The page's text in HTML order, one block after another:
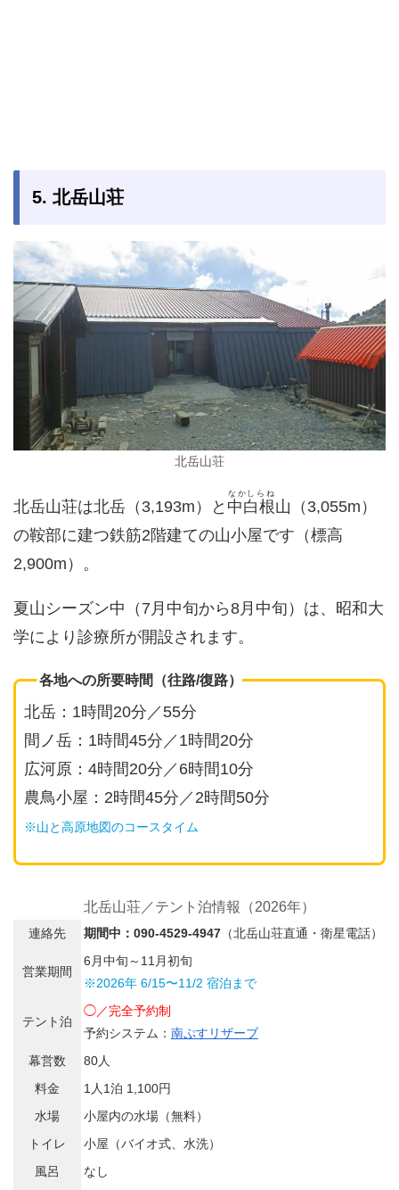
5. 北岳山荘
北岳山荘
北岳山荘は北岳（3,193m）と 中白根
なかしらね
山（3,055m）
の鞍部に建つ鉄筋2階建ての山小屋です（標高
2,900m）。
夏山シーズン中（7月中旬から8月中旬）は、昭和大
学により診療所が開設されます。
各地への所要時間（往路/復路）
北岳：1時間20分／55分
間ノ岳：1時間45分／1時間20分
広河原：4時間20分／6時間10分
農鳥小屋：2時間45分／2時間50分
※山と高原地図のコースタイム
北岳山荘／テント泊情報（2026年）
連絡先 期間中：090-4529-4947 （北岳山荘直通・衛星電話）
営業期間
6月中旬～11月初旬
※2026年 6/15〜11/2 宿泊まで
テント泊
◯／完全予約制
予約システム： 南ぷすリザーブ
幕営数
80人
料金
1人1泊 1,100円
水場
小屋内の水場（無料）
トイレ
小屋（バイオ式、水洗）
風呂
なし